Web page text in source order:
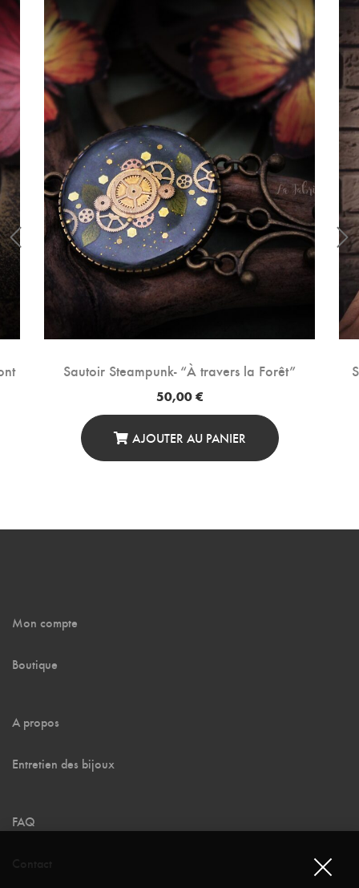
Sautoir Steampunk- “À travers la Forêt”
50,00€
AJOUTER AU PANIER
Mon compte
Boutique
A propos
Entretien des bijoux
FAQ